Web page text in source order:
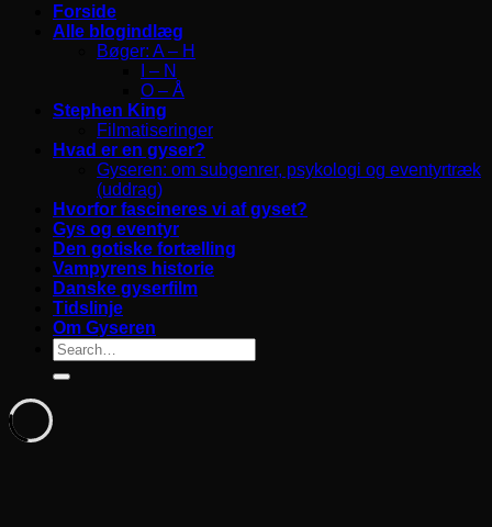
Forside
Alle blogindlæg
Bøger: A – H
I – N
O – Å
Stephen King
Filmatiseringer
Hvad er en gyser?
Gyseren: om subgenrer, psykologi og eventyrtræk
(uddrag)
Hvorfor fascineres vi af gyset?
Gys og eventyr
Den gotiske fortælling
Vampyrens historie
Danske gyserfilm
Tidslinje
Om Gyseren